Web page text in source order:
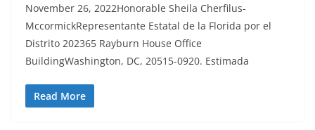
November 26, 2022Honorable Sheila Cherfilus-
MccormickRepresentante Estatal de la Florida por el
Distrito 202365 Rayburn House Office
BuildingWashington, DC, 20515-0920. Estimada
Read More